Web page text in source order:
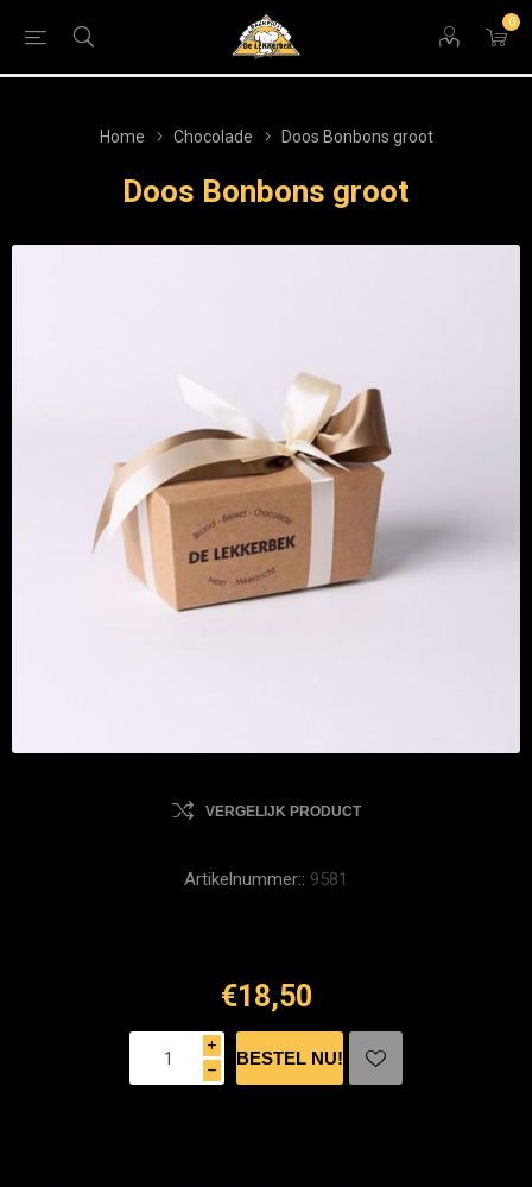
0
Home Chocolade Doos Bonbons groot
Doos Bonbons groot
VERGELIJK PRODUCT
Artikelnummer:: 9581
€18,50
i
h